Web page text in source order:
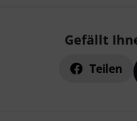
Gefällt
Teilen